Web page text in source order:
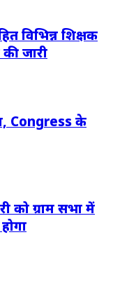
विभिन्न शिक्षक
जारी
Congress के
को ग्राम सभा में